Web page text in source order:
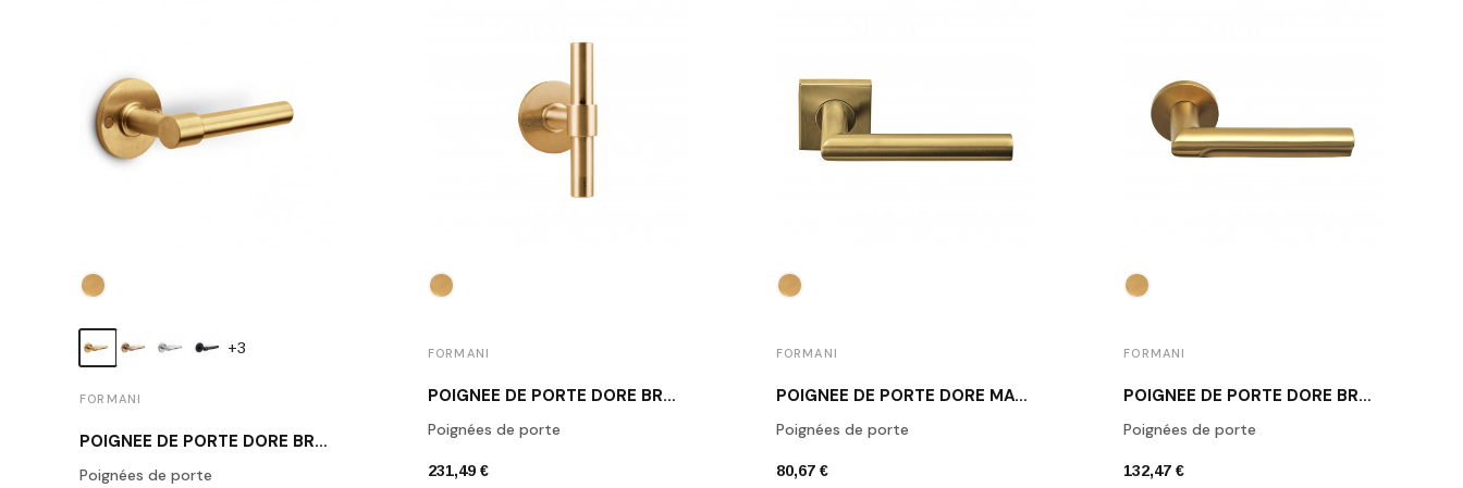
+3
FORMANI
POIGNÉE DE PORTE DORÉ BROSSÉ PIET BOON PBL15/50 IM
Poignées de porte
FORMANI
POIGNÉE DE PORTE DORÉ BROSSÉ PIET BOON PBT15/50 IM
Poignées de porte
231,49 €
FORMANI
POIGNÉE DE PORTE DORÉ MAT FORMANI LB2-19BSQR53 IM
Poignées de porte
80,67 €
FORMANI
POIGNÉE DE PORTE DORÉ BROSSÉ DAVID ROCKWELL DR103-G IM
Poignées de porte
132,47 €